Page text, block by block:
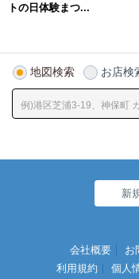
トの日体験まつ...
地図検索 お店検
新
会社概要
お
利用規約
個人